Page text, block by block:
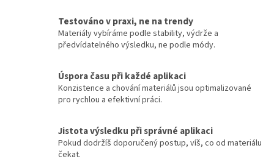
Testováno v praxi, ne na trendy
Materiály vybíráme podle stability, výdrže a
předvídatelného výsledku, ne podle módy.
Úspora času při každé aplikaci
Konzistence a chování materiálů jsou optimalizované
pro rychlou a efektivní práci.
Jistota výsledku při správné aplikaci
Pokud dodržíš doporučený postup, víš, co od materiálu
čekat.